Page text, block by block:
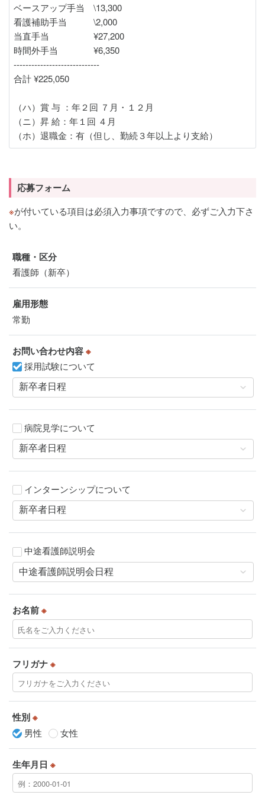
ベースアップ手当 \13,300
看護補助手当 \2,000
当直手当 ¥27,200
時間外手当 ¥6,350
-----------------------------
合計 ¥225,050
（ハ）賞 与 ：年２回 ７月・１２月
（ニ）昇 給：年１回 ４月
（ホ）退職金：有（但し、勤続３年以上より支給）
応募フォーム
※が付いている項目は必須入力事項ですので、必ずご入力下さ
い。
職種・区分
看護師（新卒）
雇用形態
常勤
お問い合わせ内容※
採用試験について
病院見学について
インターンシップについて
中途看護師説明会
お名前※
フリガナ※
性別※
男性 女性
生年月日※